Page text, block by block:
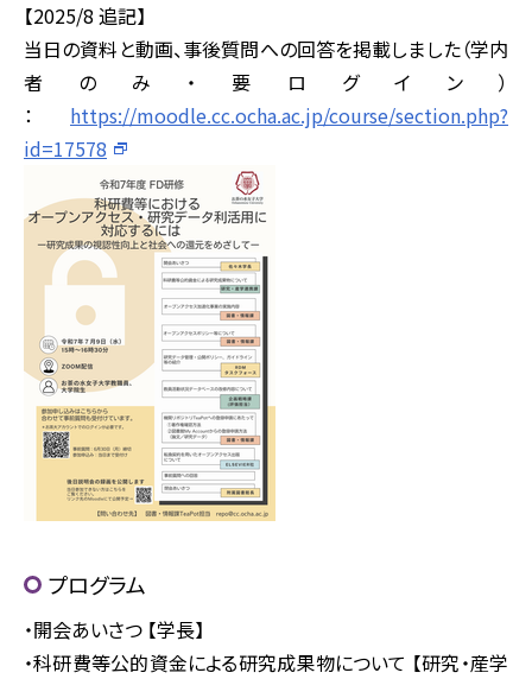
【2025/8 追記】
当日の資料と動画、事後質問への回答を掲載しました（学内
者のみ・要ログイン）
： https://moodle.cc.ocha.ac.jp/course/section.php?
id=17578
プログラム
・開会あいさつ 【学長】
・科研費等公的資金による研究成果物について 【研究・産学